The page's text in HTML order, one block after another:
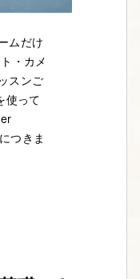
ムだけ
・カメ
スンご
使って
つきま